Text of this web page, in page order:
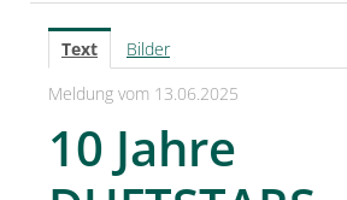
SPREAD Medleys für Deutschland
SPREAD Medleys für Österreich
SPREAD Press Days
Achselkuss
Text
Bilder
Meldung vom 13.06.2025
10 Jahre